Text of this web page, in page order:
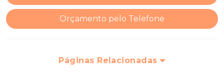
Orçamento pelo Telefone
Páginas Relacionadas